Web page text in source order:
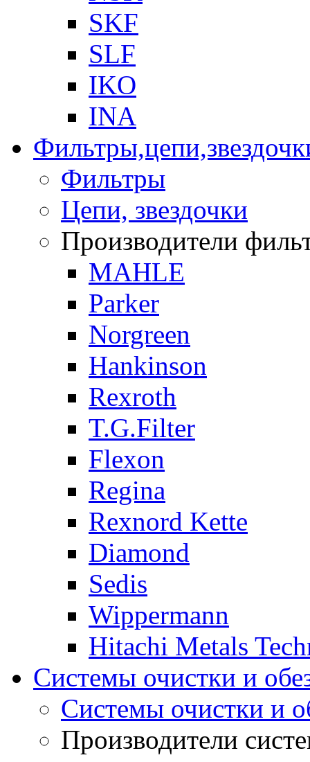
SKF
SLF
IKO
INA
Фильтры
Цепи, звездочки
Производители
MAHLE
Parker
Norgreen
Hankinson
Rexroth
T.G.Filter
Flexon
Regina
Rexnord Kette
Diamond
Sedis
Wippermann
Hitachi Metals
Системы очистки и
Системы очистки и
Производители